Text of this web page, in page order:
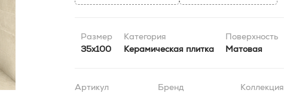
Размер
35x100
Категория
Керамическая плитка
Поверхность
Матовая
Артикул Бренд Коллекция